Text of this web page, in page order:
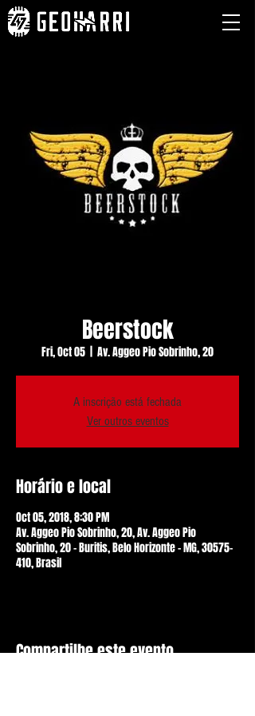
Beerstock
Fri, Oct 05 Av. Aggeo Pio Sobrinho, 20
A inscrição está fechada
Ver outros eventos
Horário e local
Oct 05, 2018, 8:30 PM
Av. Aggeo Pio Sobrinho, 20, Av. Aggeo Pio
Sobrinho, 20 - Buritis, Belo Horizonte - MG, 30575-
410, Brasil
Compartilhe este evento